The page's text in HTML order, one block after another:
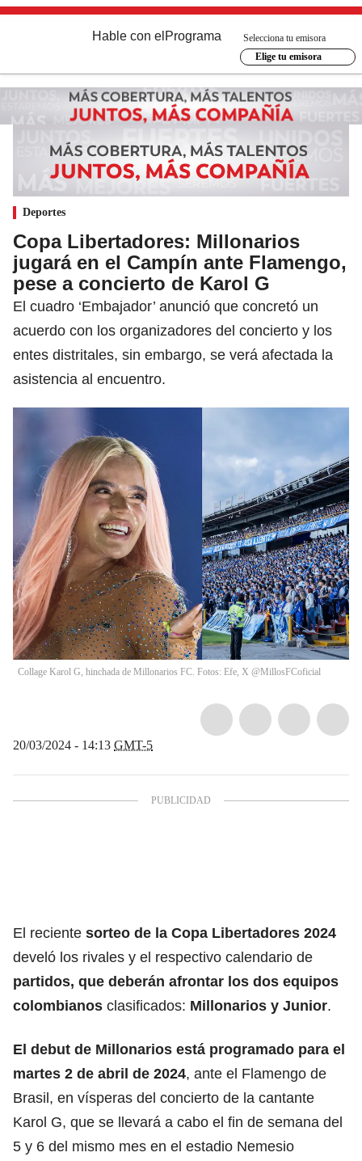
Hable con el Programa
Selecciona tu emisora
Elige tu emisora
Deportes
Copa Libertadores: Millonarios
jugará en el Campín ante Flamengo,
pese a concierto de Karol G
El cuadro ‘Embajador’ anunció que concretó un
acuerdo con los organizadores del concierto y los
entes distritales, sin embargo, se verá afectada la
asistencia al encuentro.
Collage Karol G, hinchada de Millonarios FC. Fotos: Efe, X @MillosFCoficial
20/03/2024 - 14:13 GMT-5
El reciente sorteo de la Copa Libertadores 2024
develó los rivales y el respectivo calendario de
partidos, que deberán afrontar los dos equipos
colombianos clasificados: Millonarios y Junior.
El debut de Millonarios está programado para el
martes 2 de abril de 2024, ante el Flamengo de
Brasil, en vísperas del concierto de la cantante
Karol G, que se llevará a cabo el fin de semana del
5 y 6 del mismo mes en el estadio Nemesio